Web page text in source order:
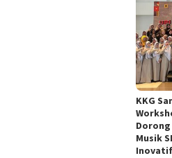
KKG
Musik
Inovatif